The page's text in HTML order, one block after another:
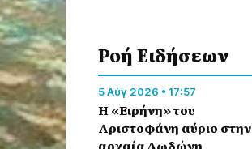
Ροή Eιδήσεων
5 Αύγ 2026 • 17:57
Η «Ειρήνη» του
Αριστοφάνη αύριο στην